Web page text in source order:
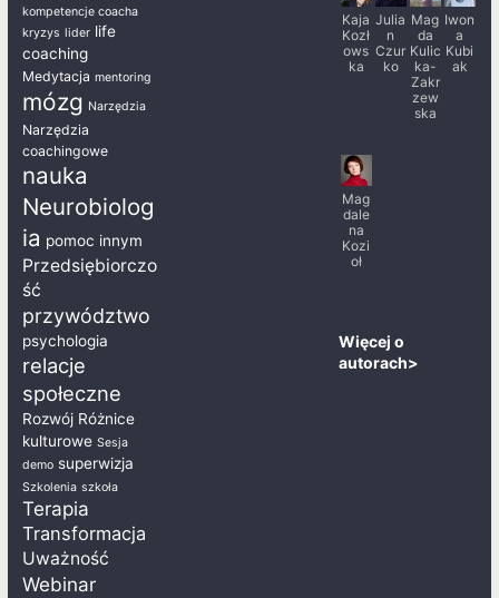
kompetencje coacha
kryzys lider life
coaching
Medytacja mentoring
mózg Narzędzia
Narzędzia
coachingowe
nauka
Neurobiolog
ia pomoc innym
Przedsiębiorczo
ść
przywództwo
psychologia
relacje
społeczne
Rozwój Różnice
kulturowe Sesja
demo superwizja
Szkolenia szkoła
Terapia
Transformacja
Uważność
Webinar
Kaja
Kozł
ows
ka
Julia
n
Czur
ko
Mag
da
Kulic
ka-
Zakr
zew
ska
Iwon
a
Kubi
ak
Mag
dale
na
Kozi
oł
Więcej o
autorach>